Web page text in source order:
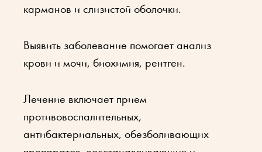
карманов и слизистой оболочки.
Выявить заболевание помогает анализ
крови и мочи, биохимия, рентген.
Лечение включает прием
противовоспалительных,
антибактериальных, обезболивающих